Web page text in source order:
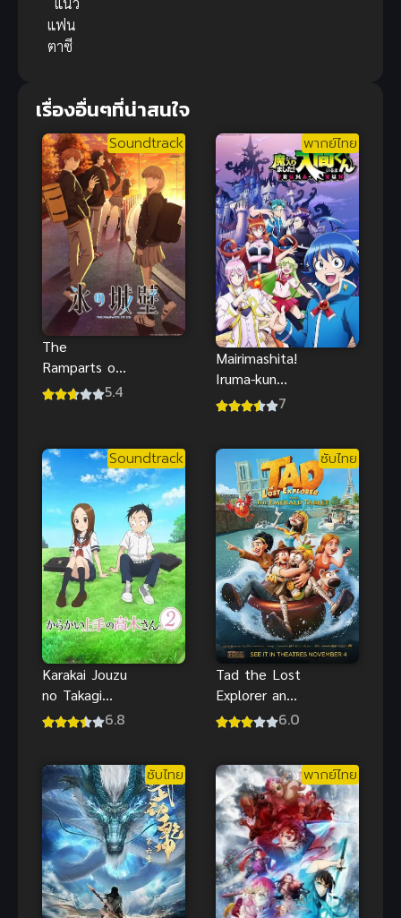
แฟน
ตาซี
เรื่องอื่นๆที่น่าสนใจ
Soundtrack
The
Ramparts of
Ice ปราการ
รักวัยรุ่นสุดซึ้ง
5.4
พากย์ไทย
Mairimashita!
Iruma-kun
(2019) อิรุมะ
7
Soundtrack
Karakai Jouzu
no Takagi
san 2 แกล้ง6.8
ซับไทย
Tad the Lost
Explorer and
the Emerald
ไทย
6.0
ซับไทย พากย์ไทย